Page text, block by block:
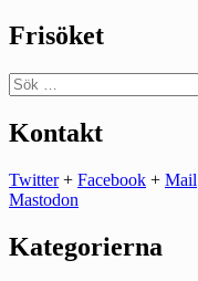
Frisöket
Sök
efter:
Kontakt
Twitter+ Facebook + Mail
Mastodon
Kategorierna